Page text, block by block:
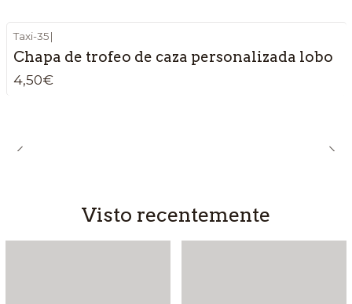
Taxi-35|
Chapa de trofeo de caza personalizada lobo
4,50€
Visto recentemente